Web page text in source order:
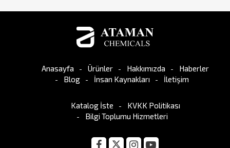
Anasayfa Ürünler Hakkımızda
Haberler
Blog
İnsan Kaynakları İletişim
Katalog İste
KVKK Politikası
Bilgi Toplumu Hizmetleri